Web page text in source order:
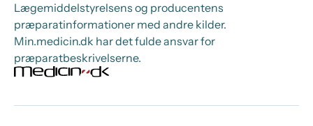
Lægemiddelstyrelsens og producentens
præparatinformationer med andre kilder.
Min.medicin.dk har det fulde ansvar for
præparatbeskrivelserne.